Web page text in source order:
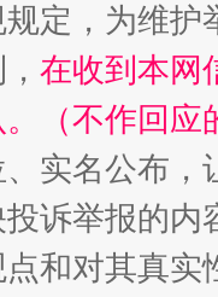
定，为维
在收到本网
（不作回应
实名公布
诉举报的
和对其真实